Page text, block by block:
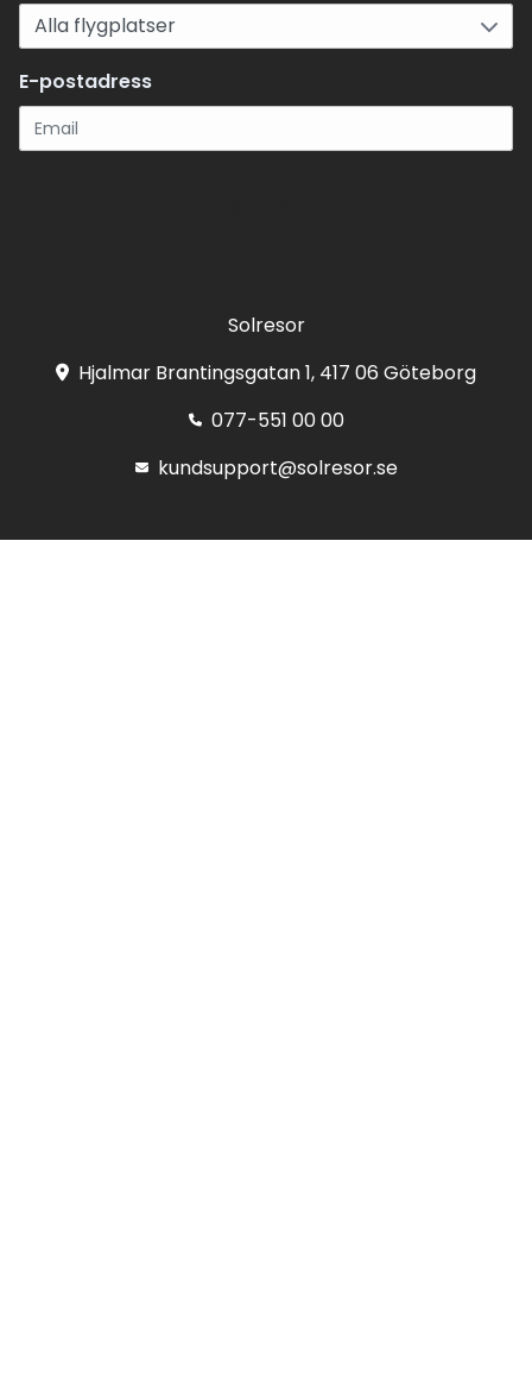
E-postadress
Solresor
Hjalmar Brantingsgatan 1, 417 06 Göteborg
077-551 00 00
kundsupport@solresor.se